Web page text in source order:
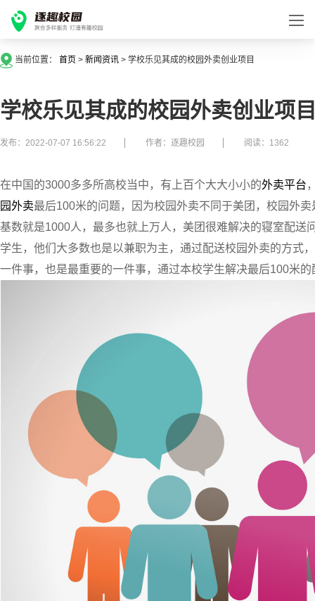
当前位置： 首页 > 新闻资讯 > 学校乐见其成的校园外卖创业项目
学校乐见其成的校园外卖创业项
发布：2022-07-07 16:56:22 作者：逐趣校园 阅读：1362
在中国的3000多多所高校当中，有上百个大大小小的外卖平台
园外卖最后100米的问题，因为校园外卖不同于美团，校园外
基数就是1000人，最多也就上万人，美团很难解决的寝室配送
学生，他们大多数也是以兼职为主，通过配送校园外卖的方式
一件事，也是最重要的一件事，通过本校学生解决最后100米的